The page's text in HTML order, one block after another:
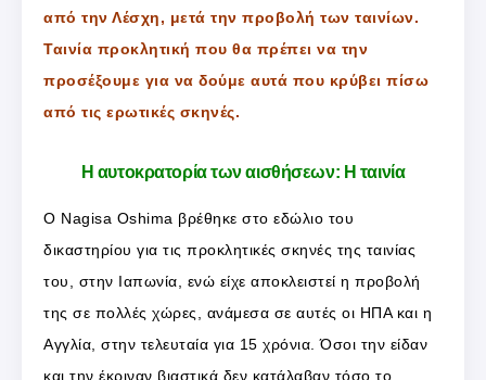
από την Λέσχη, μετά την προβολή των ταινίων.
Ταινία προκλητική που θα πρέπει να την
προσέξουμε για να δούμε αυτά που κρύβει πίσω
από τις ερωτικές σκηνές.
Η αυτοκρατορία των αισθήσεων: Η ταινία
Ο Nagisa Oshima βρέθηκε στο εδώλιο του
δικαστηρίου για τις προκλητικές σκηνές της ταινίας
του, στην Ιαπωνία, ενώ είχε αποκλειστεί η προβολή
της σε πολλές χώρες, ανάμεσα σε αυτές οι ΗΠΑ και η
Αγγλία, στην τελευταία για 15 χρόνια. Όσοι την είδαν
και την έκριναν βιαστικά δεν κατάλαβαν τόσο το